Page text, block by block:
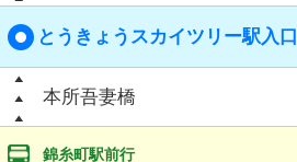
とうきょうスカイツリー駅入口
本所吾妻橋
錦糸町駅前行